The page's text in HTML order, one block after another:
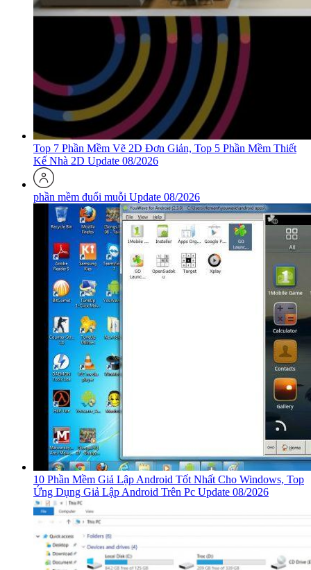
Top 7 Phần Mềm Vẽ 2D Đơn Giản, Top 5 Phần Mềm Thiết
Kế Nhà 2D Update 08/2026
phần mềm đuổi muỗi Update 08/2026
10 Phần Mềm Giả Lập Android Tốt Nhất Cho Windows, Top
Ứng Dụng Giả Lập Android Trên Pc Update 08/2026